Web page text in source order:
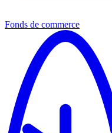
Fonds de commerce